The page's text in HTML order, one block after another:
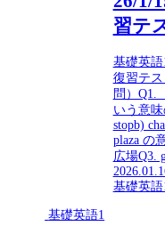
習テ
基礎英語
復習テ
問）Q1.
いう意
stopb)
plaza の
広場Q3.
基礎英語
基礎英語1